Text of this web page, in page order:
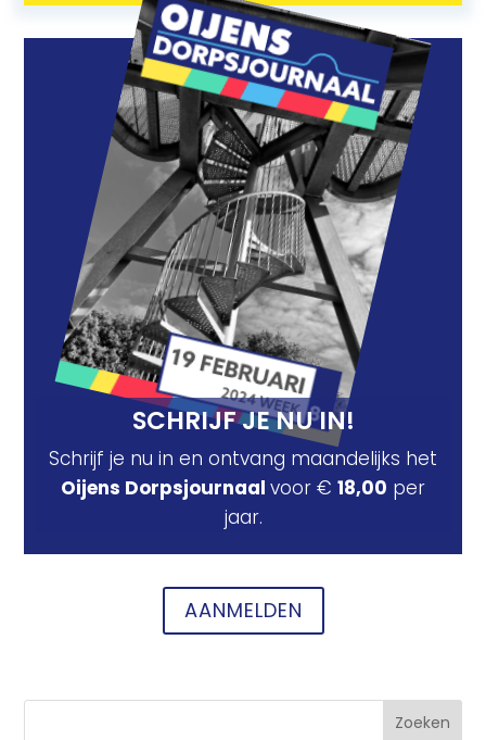
SCHRIJF JE NU IN!
Schrijf je nu in en ontvang maandelijks het
Oijens Dorpsjournaal voor € 18,00 per
jaar.
AANMELDEN
Zoeken